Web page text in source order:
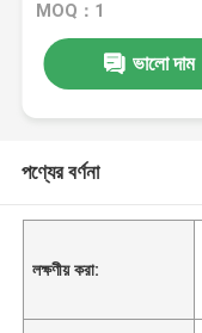
MOQ：1
ভালো দাম
পণ্যের বর্ণনা
লক্ষণীয় করা: